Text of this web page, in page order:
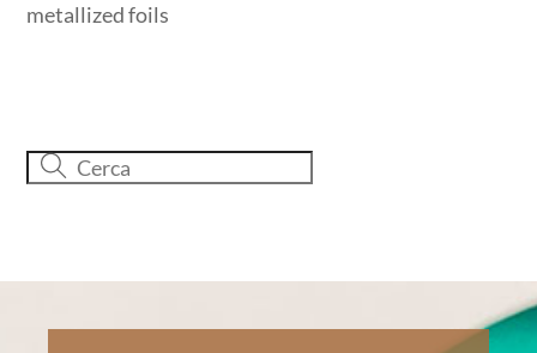
metallized foils